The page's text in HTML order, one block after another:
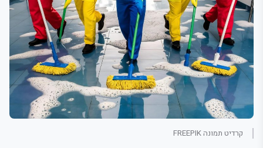
קרדיט תמונה FREEPIK